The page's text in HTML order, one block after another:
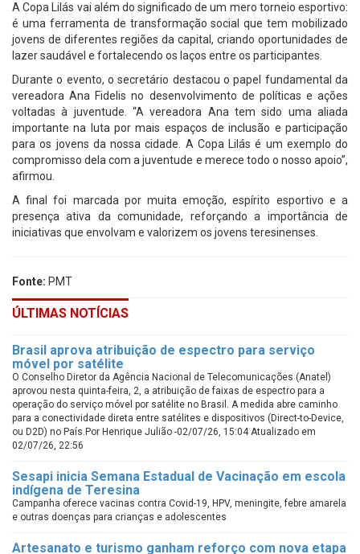
A Copa Lilás vai além do significado de um mero torneio esportivo:
é uma ferramenta de transformação social que tem mobilizado
jovens de diferentes regiões da capital, criando oportunidades de
lazer saudável e fortalecendo os laços entre os participantes.
Durante o evento, o secretário destacou o papel fundamental da
vereadora Ana Fidelis no desenvolvimento de políticas e ações
voltadas à juventude. “A vereadora Ana tem sido uma aliada
importante na luta por mais espaços de inclusão e participação
para os jovens da nossa cidade. A Copa Lilás é um exemplo do
compromisso dela com a juventude e merece todo o nosso apoio”,
afirmou.
A final foi marcada por muita emoção, espírito esportivo e a
presença ativa da comunidade, reforçando a importância de
iniciativas que envolvam e valorizem os jovens teresinenses.
Fonte: PMT
ÚLTIMAS NOTÍCIAS
Brasil aprova atribuição de espectro para serviço
móvel por satélite
O Conselho Diretor da Agência Nacional de Telecomunicações (Anatel)
aprovou nesta quinta-feira, 2, a atribuição de faixas de espectro para a
operação do serviço móvel por satélite no Brasil. A medida abre caminho
para a conectividade direta entre satélites e dispositivos (Direct-to-Device,
ou D2D) no País.Por Henrique Julião -02/07/26, 15:04 Atualizado em
02/07/26, 22:56
Sesapi inicia Semana Estadual de Vacinação em escola
indígena de Teresina
Campanha oferece vacinas contra Covid-19, HPV, meningite, febre amarela
e outras doenças para crianças e adolescentes
Artesanato e turismo ganham reforço com nova etapa